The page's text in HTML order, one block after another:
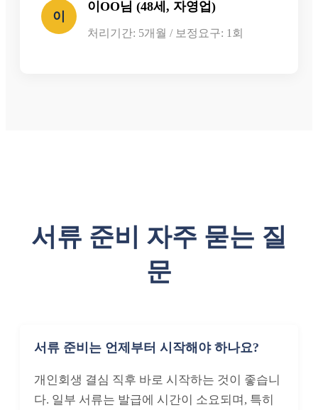
이
이OO님 (48세, 자영업)
처리기간: 5개월 / 보정요구: 1회
서류 준비 자주 묻는 질
문
서류 준비는 언제부터 시작해야 하나요?
개인회생 결심 직후 바로 시작하는 것이 좋습니
다. 일부 서류는 발급에 시간이 소요되며, 특히